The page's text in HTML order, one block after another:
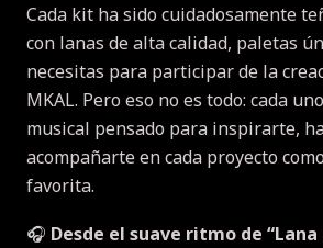
Cada kit ha sido cuidadosamente
con lanas de alta calidad, paletas
necesitas para participar de la
MKAL. Pero eso no es todo: cada
musical pensado para inspirarte,
acompañarte en cada proyecto
favorita.
🎧 Desde el suave ritmo de “Lana